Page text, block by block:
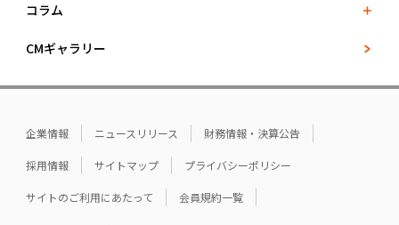
コラム
CMギャラリー
企業情報 ニュースリリース 財務情報・決算公告
採用情報 サイトマップ プライバシーポリシー
サイトのご利用にあたって 会員規約一覧